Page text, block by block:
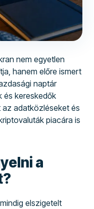
nem egyetlen
hanem előre ismert
naptár
és kereskedők
adatközléseket és
piacára is
a
elszigetelt